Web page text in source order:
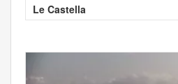
Le Castella